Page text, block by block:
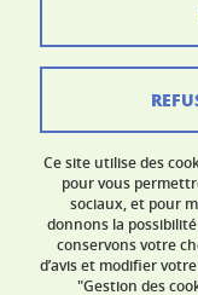
Contacts
Gestion des
Accessibilité : non
Ce site utilise des
pour vous
sociaux, et pour
donnons la
conservons votre
d’avis et modifier
"Gestion des